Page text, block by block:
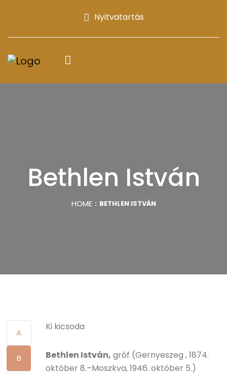
Nyitvatartás
Bethlen István
HOME BETHLEN ISTVÁN
A
B
Ki kicsoda
Bethlen István, gróf (Gernyeszeg , 1874.
október 8.–Moszkva, 1946. október 5.)